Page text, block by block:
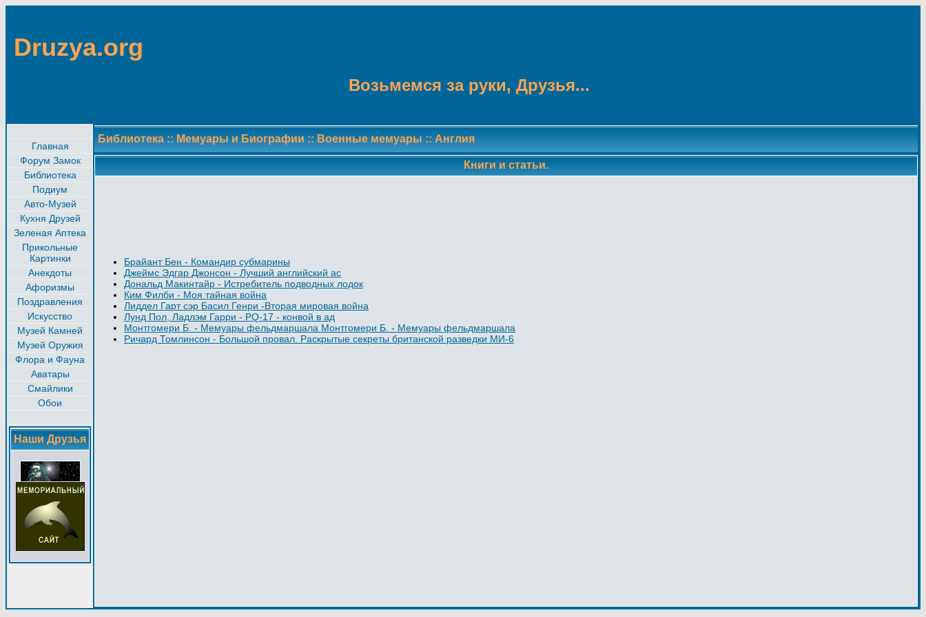
Druzya.org
Возьмемся за руки, Друзья...
Главная
Форум Замок
Библиотека
Подиум
Авто-Музей
Кухня Друзей
Зеленая Аптека
Прикольные
Картинки
Анекдоты
Афоризмы
Поздравления
Искусство
Музей Камней
Музей Оружия
Флора и Фауна
Аватары
Смайлики
Обои
Наши Друзья
Библиотека :: Мемуары и Биографии :: Военные мемуары :: Англия
Книги и статьи.
Брайант Бен - Командир субмарины
Джеймс Эдгар Джонсон - Лучший английский ас
Дональд Макинтайр - Истребитель подводных лодок
Ким Филби - Моя тайная война
Лиддел Гарт сэр Басил Генри -Вторая мировая война
Лунд Пол, Ладлэм Гарри - PQ-17 - конвой в ад
Монтгомери Б. - Мемуары фельдмаршала Монтгомери Б. - Мемуары фельдмаршала
Ричард Томлинсон - Большой провал. Раскрытые секреты британской разведки МИ-6